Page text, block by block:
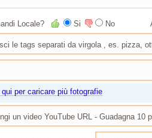
Locale? Si No
per caricare più fotografie